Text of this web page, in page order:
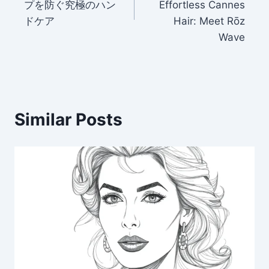
プを防ぐ究極のハン
ドケア
Effortless Cannes
Hair: Meet Rōz
Wave
Similar Posts